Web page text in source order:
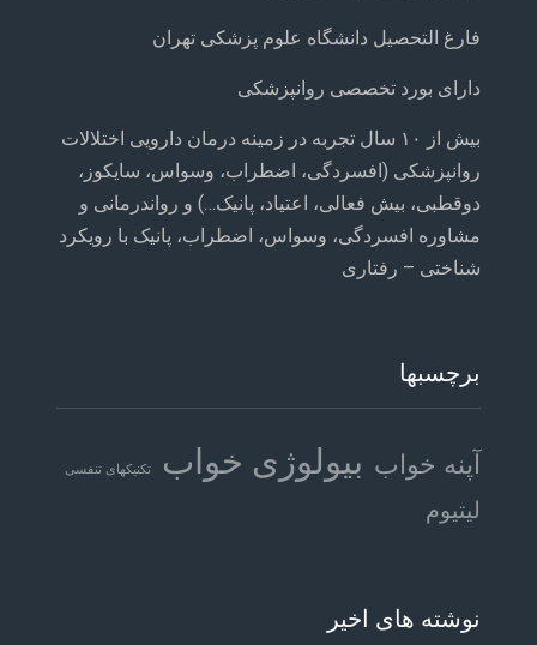
فارغ التحصیل دانشگاه علوم پزشکی تهران
دارای بورد تخصصی روانپزشکی
بیش از ۱۰ سال تجربه در زمینه درمان دارویی اختلالات
روانپزشکی (افسردگی، اضطراب، وسواس، سایکوز،
دوقطبی، بیش فعالی، اعتیاد، پانیک…) و رواندرمانی و
مشاوره افسردگی، وسواس، اضطراب، پانیک با رویکرد
شناختی – رفتاری
برچسبها
آپنه خواب بیولوژی خواب تکنیکهای تنفسی
لیتیوم
نوشته های اخیر